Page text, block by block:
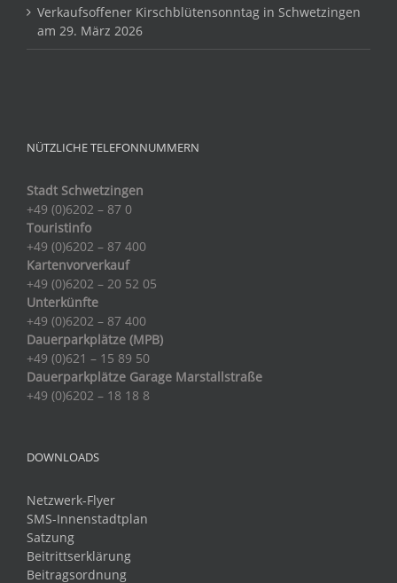
Verkaufsoffener Kirschblütensonntag in Schwetzingen
am 29. März 2026
NÜTZLICHE TELEFONNUMMERN
Stadt Schwetzingen
+49 (0)6202 – 87 0
Touristinfo
+49 (0)6202 – 87 400
Kartenvorverkauf
+49 (0)6202 – 20 52 05
Unterkünfte
+49 (0)6202 – 87 400
Dauerparkplätze (MPB)
+49 (0)621 – 15 89 50
Dauerparkplätze Garage Marstallstraße
+49 (0)6202 – 18 18 8
DOWNLOADS
Netzwerk-Flyer
SMS-Innenstadtplan
Satzung
Beitrittserklärung
Beitragsordnung